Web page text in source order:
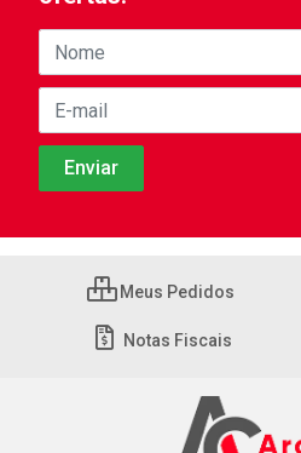
Meus Pedidos
Notas Fiscais